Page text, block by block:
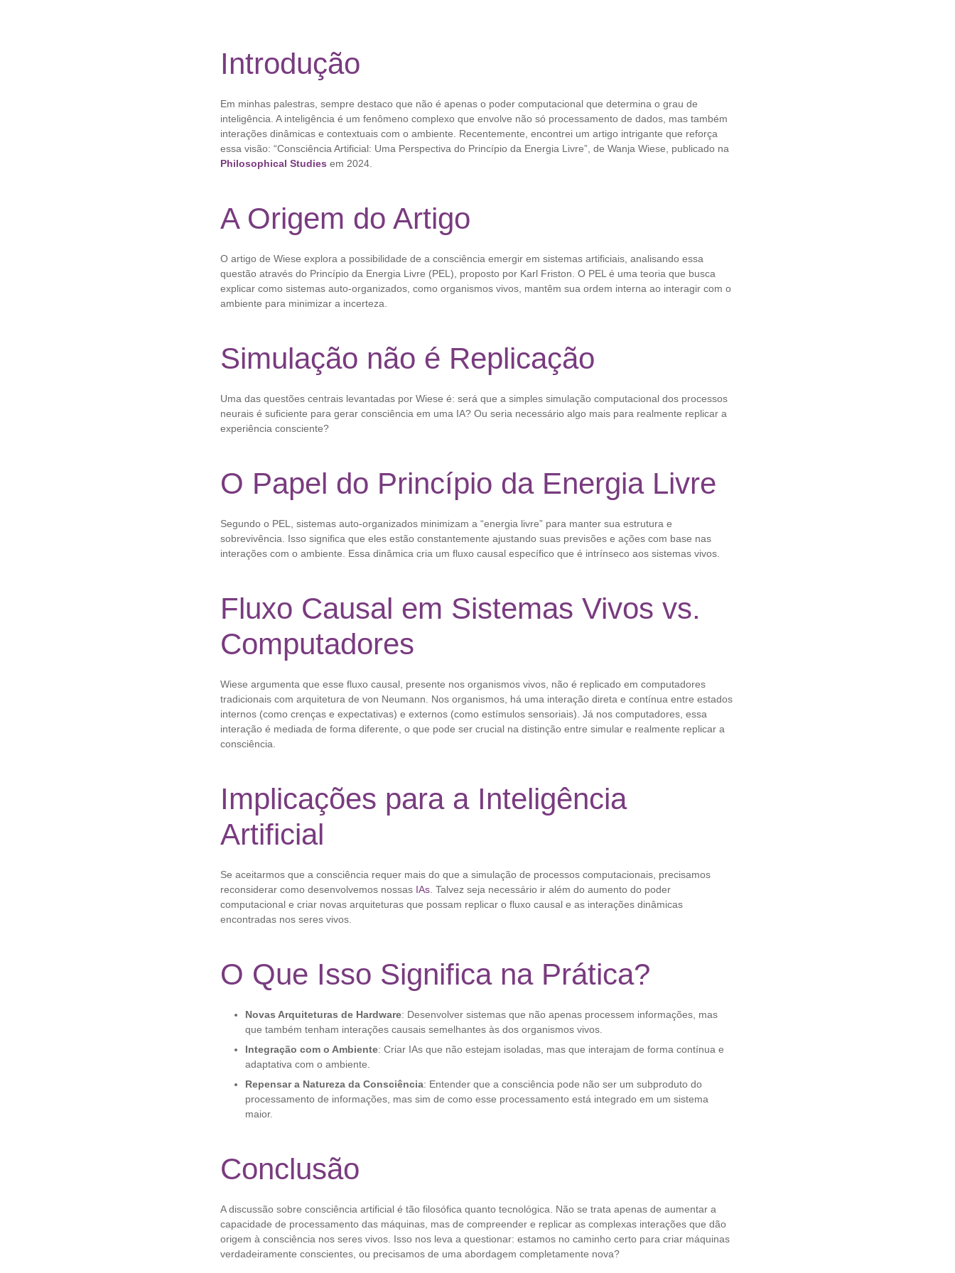
Introdução
Em minhas palestras, sempre destaco que não é apenas o poder computacional que determina o grau de
inteligência. A inteligência é um fenômeno complexo que envolve não só processamento de dados, mas também
interações dinâmicas e contextuais com o ambiente. Recentemente, encontrei um artigo intrigante que reforça
essa visão: “Consciência Artificial: Uma Perspectiva do Princípio da Energia Livre”, de Wanja Wiese, publicado na
Philosophical Studies em 2024.
A Origem do Artigo
O artigo de Wiese explora a possibilidade de a consciência emergir em sistemas artificiais, analisando essa
questão através do Princípio da Energia Livre (PEL), proposto por Karl Friston. O PEL é uma teoria que busca
explicar como sistemas auto-organizados, como organismos vivos, mantêm sua ordem interna ao interagir com o
ambiente para minimizar a incerteza.
Simulação não é Replicação
Uma das questões centrais levantadas por Wiese é: será que a simples simulação computacional dos processos
neurais é suficiente para gerar consciência em uma IA? Ou seria necessário algo mais para realmente replicar a
experiência consciente?
O Papel do Princípio da Energia Livre
Segundo o PEL, sistemas auto-organizados minimizam a “energia livre” para manter sua estrutura e
sobrevivência. Isso significa que eles estão constantemente ajustando suas previsões e ações com base nas
interações com o ambiente. Essa dinâmica cria um fluxo causal específico que é intrínseco aos sistemas vivos.
Fluxo Causal em Sistemas Vivos vs.
Computadores
Wiese argumenta que esse fluxo causal, presente nos organismos vivos, não é replicado em computadores
tradicionais com arquitetura de von Neumann. Nos organismos, há uma interação direta e contínua entre estados
internos (como crenças e expectativas) e externos (como estímulos sensoriais). Já nos computadores, essa
interação é mediada de forma diferente, o que pode ser crucial na distinção entre simular e realmente replicar a
consciência.
Implicações para a Inteligência
Artificial
Se aceitarmos que a consciência requer mais do que a simulação de processos computacionais, precisamos
reconsiderar como desenvolvemos nossas IAs . Talvez seja necessário ir além do aumento do poder
computacional e criar novas arquiteturas que possam replicar o fluxo causal e as interações dinâmicas
encontradas nos seres vivos.
O Que Isso Significa na Prática?
Novas Arquiteturas de Hardware: Desenvolver sistemas que não apenas processem informações, mas
que também tenham interações causais semelhantes às dos organismos vivos.
Integração com o Ambiente: Criar IAs que não estejam isoladas, mas que interajam de forma contínua e
adaptativa com o ambiente.
Repensar a Natureza da Consciência: Entender que a consciência pode não ser um subproduto do
processamento de informações, mas sim de como esse processamento está integrado em um sistema
maior.
Conclusão
A discussão sobre consciência artificial é tão filosófica quanto tecnológica. Não se trata apenas de aumentar a
capacidade de processamento das máquinas, mas de compreender e replicar as complexas interações que dão
origem à consciência nos seres vivos. Isso nos leva a questionar: estamos no caminho certo para criar máquinas
verdadeiramente conscientes, ou precisamos de uma abordagem completamente nova?